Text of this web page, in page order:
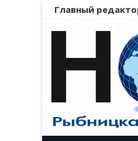
Главный